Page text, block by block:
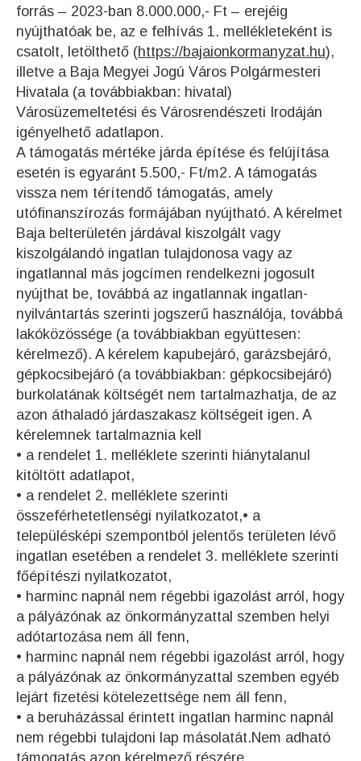
forrás – 2023-ban 8.000.000,- Ft – erejéig
nyújthatóak be, az e felhívás 1. mellékleteként is
csatolt, letölthető (https://bajaionkormanyzat.hu),
illetve a Baja Megyei Jogú Város Polgármesteri
Hivatala (a továbbiakban: hivatal)
Városüzemeltetési és Városrendészeti Irodáján
igényelhető adatlapon.
A támogatás mértéke járda építése és felújítása
esetén is egyaránt 5.500,- Ft/m2. A támogatás
vissza nem térítendő támogatás, amely
utófinanszírozás formájában nyújtható. A kérelmet
Baja belterületén járdával kiszolgált vagy
kiszolgálandó ingatlan tulajdonosa vagy az
ingatlannal más jogcímen rendelkezni jogosult
nyújthat be, továbbá az ingatlannak ingatlan-
nyilvántartás szerinti jogszerű használója, továbbá
lakóközössége (a továbbiakban együttesen:
kérelmező). A kérelem kapubejáró, garázsbejáró,
gépkocsibejáró (a továbbiakban: gépkocsibejáró)
burkolatának költségét nem tartalmazhatja, de az
azon áthaladó járdaszakasz költségeit igen. A
kérelemnek tartalmaznia kell
• a rendelet 1. melléklete szerinti hiánytalanul
kitöltött adatlapot,
• a rendelet 2. melléklete szerinti
összeférhetetlenségi nyilatkozatot,• a
településképi szempontból jelentős területen lévő
ingatlan esetében a rendelet 3. melléklete szerinti
főépítészi nyilatkozatot,
• harminc napnál nem régebbi igazolást arról, hogy
a pályázónak az önkormányzattal szemben helyi
adótartozása nem áll fenn,
• harminc napnál nem régebbi igazolást arról, hogy
a pályázónak az önkormányzattal szemben egyéb
lejárt fizetési kötelezettsége nem áll fenn,
• a beruházással érintett ingatlan harminc napnál
nem régebbi tulajdoni lap másolatát.Nem adható
támogatás azon kérelmező részére